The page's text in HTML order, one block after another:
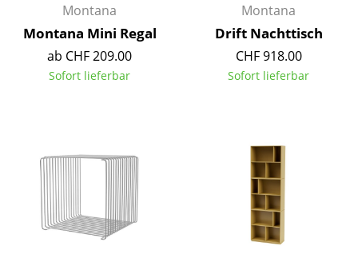
Schreibtischleuchten
Stehleuchten & Leseleuchten
Bodenleuchten
Akkuleuchten
... alle Leuchten
Montana
Montana Mini Regal
ab CHF 209.00
Sofort lieferbar
Montana
Drift Nachttisch
CHF 918.00
Sofort lieferbar